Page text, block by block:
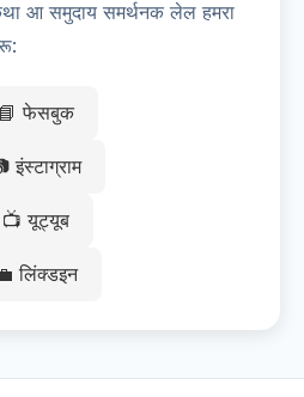
आ समुदाय समर्थनक लेल हमरा
📘 फेसबुक
इंस्टाग्राम
📺 यूट्यूब
लिंक्डइन